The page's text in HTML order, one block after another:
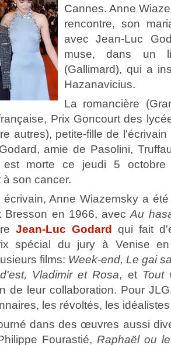
Cannes. Anne
rencontre, son
avec Jean-Luc
muse, dans un
(Gallimard), qui a
Hazanavicius.
La romancière
Prix Goncourt des
autres), petite-fille de
amie de Pasolini,
est morte ce jeudi 5
son cancer.
écrivain, Anne Wiazemsky a
Bresson en 1966, avecAu
Jean-Luc Godard qui fait
spécial du jury à Venise
films: Week-end, Le gai
Vladimir et Rosa, et
de leur collaboration. Pour
les révoltés, les
dans des œuvres aussi
Fourastié, Raphaël ou